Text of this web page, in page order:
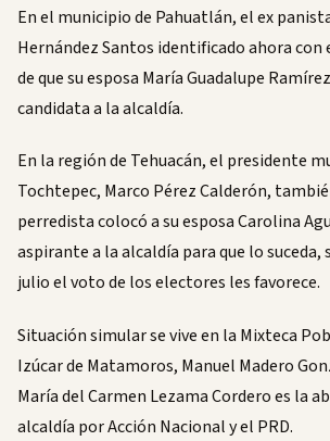
En el municipio de Pahuatlán, el ex
Hernández Santos identificado ahora con
de que su esposa María Guadalupe
candidata a la alcaldía.
En la región de Tehuacán, el presidente
Tochtepec, Marco Pérez Calderón,
perredista colocó a su esposa Carolina
aspirante a la alcaldía para que lo suceda,
julio el voto de los electores les favorece.
Situación simular se vive en la Mixteca
Izúcar de Matamoros, Manuel Madero
María del Carmen Lezama Cordero es la
alcaldía por Acción Nacional y el PRD.